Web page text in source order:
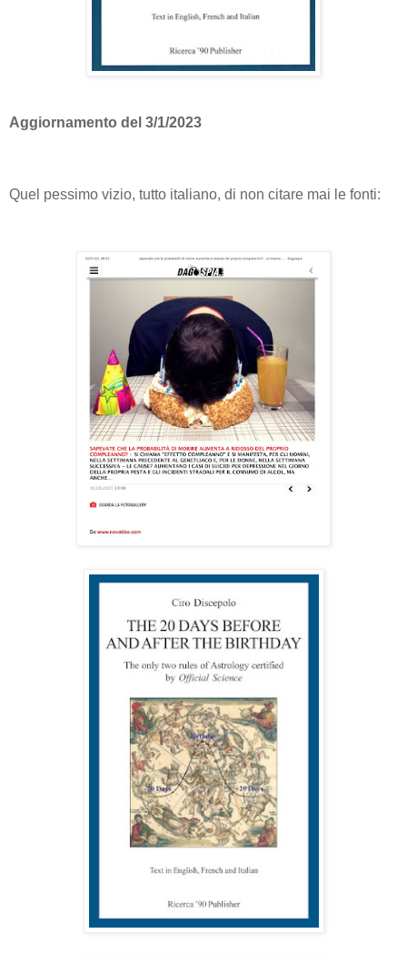
Aggiornamento del 3/1/2023
Quel pessimo vizio, tutto italiano, di non citare mai le fonti: